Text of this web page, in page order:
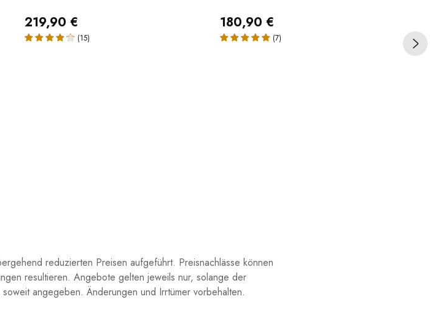
219,90 €
(15)
180,90 €
(7)
reduzierten Preisen aufgeführt. Preisnachlässe können
resultieren. Angebote gelten jeweils nur, solange der
angegeben. Änderungen und Irrtümer vorbehalten.